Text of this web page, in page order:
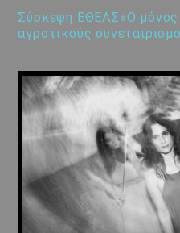
Σύσκεψη ΕΘΕΑΣ«Ο μόνος
αγροτικούς